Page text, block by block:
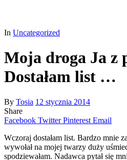
In Uncategorized
Moja droga Ja z
Dostałam list …
By Tosia 12 stycznia 2014
Share
Facebook Twitter Pinterest Email
Wczoraj dostałam list. Bardzo mnie
wywołał na mojej twarzy duży
spodziewałam. Nadawca pytał się